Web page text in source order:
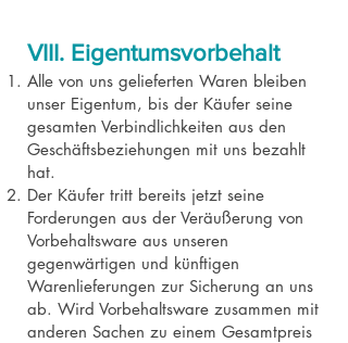
VIII. Eigentumsvorbehalt
Alle von uns gelieferten Waren bleiben
unser Eigentum, bis der Käufer seine
gesamten Verbindlichkeiten aus den
Geschäftsbeziehungen mit uns bezahlt
hat.
Der Käufer tritt bereits jetzt seine
Forderungen aus der Veräußerung von
Vorbehaltsware aus unseren
gegenwärtigen und künftigen
Warenlieferungen zur Sicherung an uns
ab. Wird Vorbehaltsware zusammen mit
anderen Sachen zu einem Gesamtpreis